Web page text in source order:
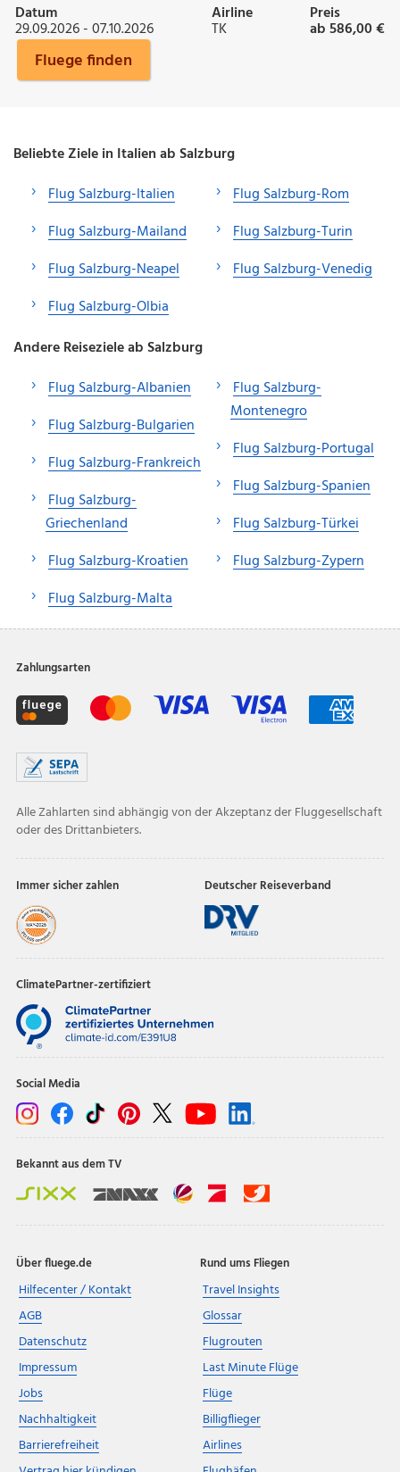
Datum
29.09.2026 - 07.10.2026
Airline
TK
Preis
ab 586,00 €
Fluege finden
Beliebte Ziele in Italien ab Salzburg
Flug Salzburg-Italien
Flug Salzburg-Mailand
Flug Salzburg-Neapel
Flug Salzburg-Olbia
Flug Salzburg-Rom
Flug Salzburg-Turin
Flug Salzburg-Venedig
Andere Reiseziele ab Salzburg
Flug Salzburg-Albanien
Flug Salzburg-Bulgarien
Flug Salzburg-Frankreich
Flug Salzburg-
Griechenland
Flug Salzburg-Kroatien
Flug Salzburg-Malta
Flug Salzburg-
Montenegro
Flug Salzburg-Portugal
Flug Salzburg-Spanien
Flug Salzburg-Türkei
Flug Salzburg-Zypern